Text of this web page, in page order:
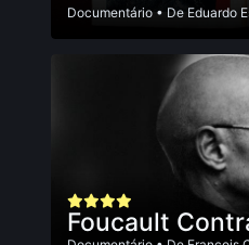
Documentário • De Eduardo
Foucault